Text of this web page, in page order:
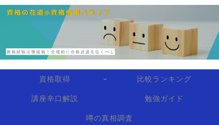
資格取得 比較ランキング
講座辛口解説 勉強ガイド
噂の真相調査